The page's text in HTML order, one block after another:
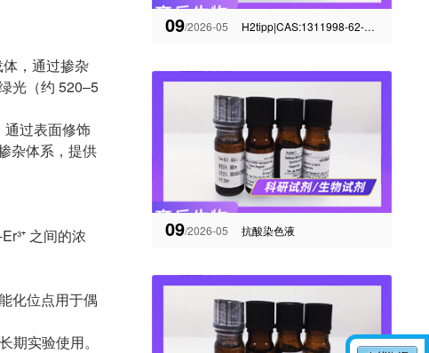
，通过掺杂
光（约 520–5
过表面修饰
杂体系，提供
之间的浓
化位点用于偶
实验使用。
09/2026-05 H2tipp|CAS:1311998-62-5|MOF配体材料
09/2026-05 抗酸染色液